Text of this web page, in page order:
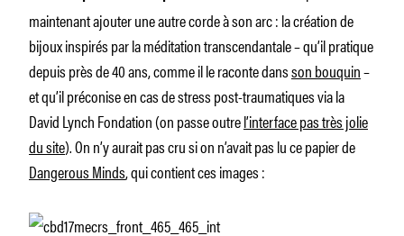
maintenant ajouter une autre corde à son arc : la création de
bijoux inspirés par la méditation transcendantale – qu’il pratique
depuis près de 40 ans, comme il le raconte dansson bouquin–
et qu’il préconise en cas de stress post-traumatiques via la
David Lynch Fondation (on passe outrel’interface pas très jolie
du site). On n’y aurait pas cru si on n’avait pas lu ce papier de
Dangerous Minds, qui contient ces images :